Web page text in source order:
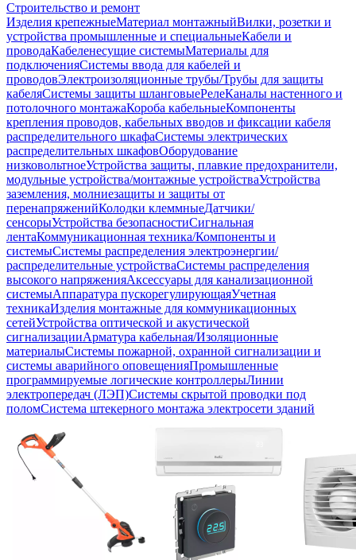
Строительство и ремонт
Изделия крепежныеМатериал монтажныйВилки, розетки и
устройства промышленные и специальныеКабели и
проводаКабеленесущие системыМатериалы для
подключенияСистемы ввода для кабелей и
проводовЭлектроизоляционные трубы/Трубы для защиты
кабеляСистемы защиты шланговыеРелеКаналы настенного и
потолочного монтажаКороба кабельныеКомпоненты
крепления проводов, кабельных вводов и фиксации кабеля
распределительного шкафаСистемы электрических
распределительных шкафовОборудование
низковольтноеУстройства защиты, плавкие предохранители,
модульные устройства/монтажные устройстваУстройства
заземления, молниезащиты и защиты от
перенапряженийКолодки клеммныеДатчики/
сенсорыУстройства безопасностиСигнальная
лентаКоммуникационная техника/Компоненты и
системыСистемы распределения электроэнергии/
распределительные устройстваСистемы распределения
высокого напряженияАксессуары для канализационной
системыАппаратура пускорегулирующаяУчетная
техникаИзделия монтажные для коммуникационных
сетейУстройства оптической и акустической
сигнализацииАрматура кабельная/Изоляционные
материалыСистемы пожарной, охранной сигнализации и
системы аварийного оповещенияПромышленные
программируемые логические контроллерыЛинии
электропередач (ЛЭП)Системы скрытой проводки под
поломСистема штекерного монтажа электросети зданий